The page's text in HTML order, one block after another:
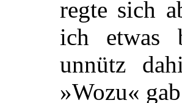
regte sich
ich etwas
unnütz
»Wozu«